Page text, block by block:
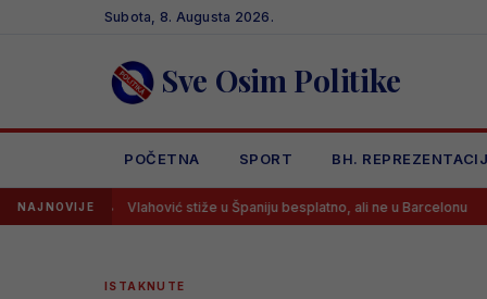
Subota, 8. Augusta 2026.
Sve Osim Politike
POČETNA SPORT BH.
NAJNOVIJE
Vlahović stiže u Španiju besplatno, ali ne u Barcelonu Arsenal
ISTAKNUTE